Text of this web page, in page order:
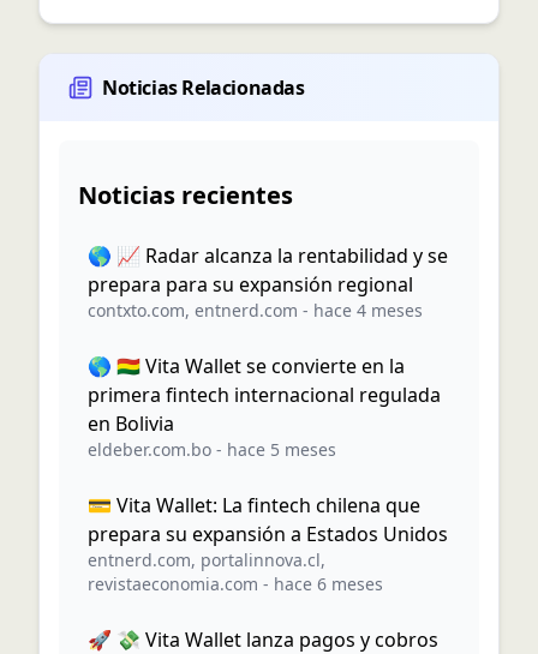
Noticias Relacionadas
Noticias recientes
🌎 📈 Radar alcanza la rentabilidad y se
prepara para su expansión regional
contxto.com, entnerd.com - hace 4 meses
🌎 🇧🇴 Vita Wallet se convierte en la
primera fintech internacional regulada
en Bolivia
eldeber.com.bo - hace 5 meses
💳 Vita Wallet: La fintech chilena que
prepara su expansión a Estados Unidos
entnerd.com, portalinnova.cl,
revistaeconomia.com - hace 6 meses
🚀 💸 Vita Wallet lanza pagos y cobros